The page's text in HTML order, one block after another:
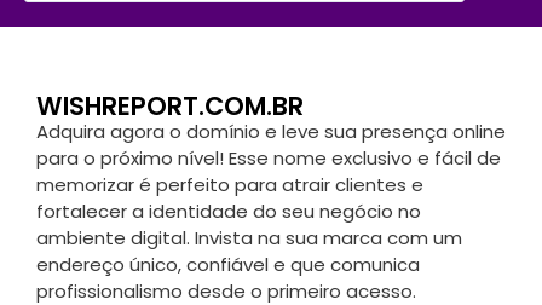
WISHREPORT.COM.BR
Adquira agora o domínio e leve sua presença online
para o próximo nível! Esse nome exclusivo e fácil de
memorizar é perfeito para atrair clientes e
fortalecer a identidade do seu negócio no
ambiente digital. Invista na sua marca com um
endereço único, confiável e que comunica
profissionalismo desde o primeiro acesso.